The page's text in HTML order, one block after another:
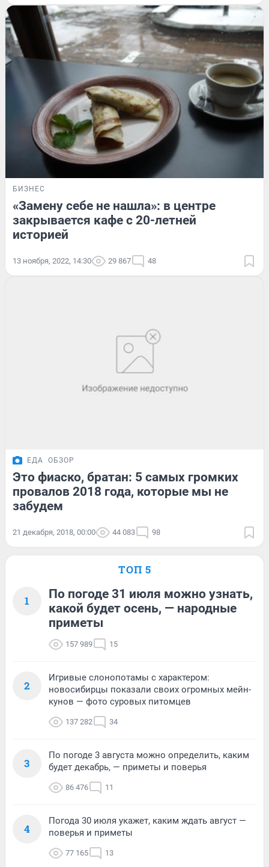
БИЗНЕС
«Замену себе не нашла»: в центре
закрывается кафе с 20-летней
историей
13 ноября, 2022, 14:30 29 867 48
ЕДА ОБЗОР
Это фиаско, братан: 5 самых громких
провалов 2018 года, которые мы не
забудем
21 декабря, 2018, 00:00 44 083 98
ТОП 5
1
По погоде 31 июля можно узнать,
какой будет осень, — народные
приметы
157 989 15
2
Игривые слонопотамы с характером:
новосибирцы показали своих огромных мейн-
кунов — фото суровых питомцев
137 282 34
3
По погоде 3 августа можно определить, каким
будет декабрь, — приметы и поверья
86 476 11
4
Погода 30 июля укажет, каким ждать август —
поверья и приметы
77 165 13